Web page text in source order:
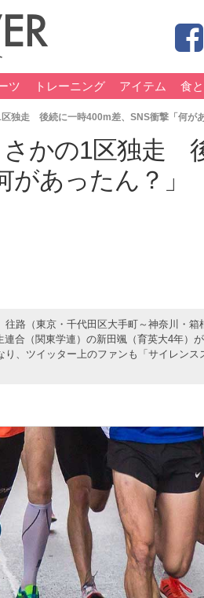
ツ トレーニング アイテム 食
独走 後続に一時400m差、SNS衝撃「何があ
さかの1区独走
があったん？」
路（東京・千代田区大手町～神奈川・箱
合（関東学連）の新田颯（育英大4年）
、ツイッター上のファンも「サイレンス